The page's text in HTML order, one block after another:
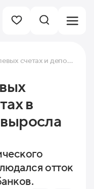
Сумма на рублевых счетах и депозитах в банках Москвы выросла на 15%
в
отток